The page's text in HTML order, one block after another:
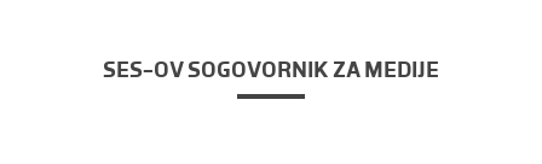
SES-OV SOGOVORNIK ZA MEDIJE